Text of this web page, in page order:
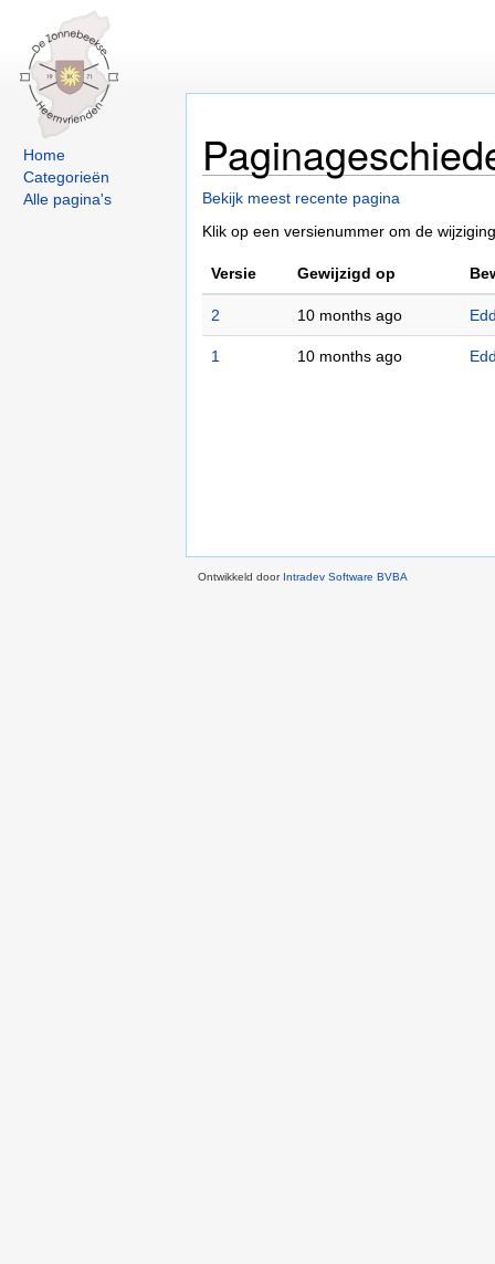
Home
Categorieën
Alle pagina's
Bekijk meest recente pagina
Klik op een versienummer om de
Versie Gewijzigd op
2 10 months ago
1 10 months ago
Ontwikkeld door Intradev Software BVBA